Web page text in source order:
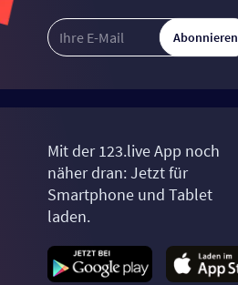
Abonnieren
Mit der 123.live App noch
näher dran: Jetzt für
Smartphone und Tablet
laden.